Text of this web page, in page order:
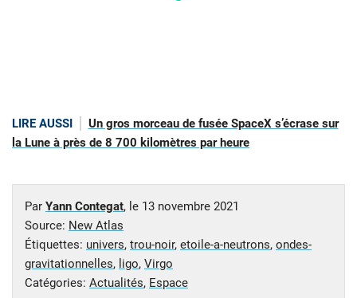
LIRE AUSSI
Un gros morceau de fusée SpaceX s’écrase sur
la Lune à près de 8 700 kilomètres par heure
Par Yann Contegat, le 13 novembre 2021
Source: New Atlas
Étiquettes: univers, trou-noir, etoile-a-neutrons, ondes-
gravitationnelles, ligo, Virgo
Catégories: Actualités, Espace